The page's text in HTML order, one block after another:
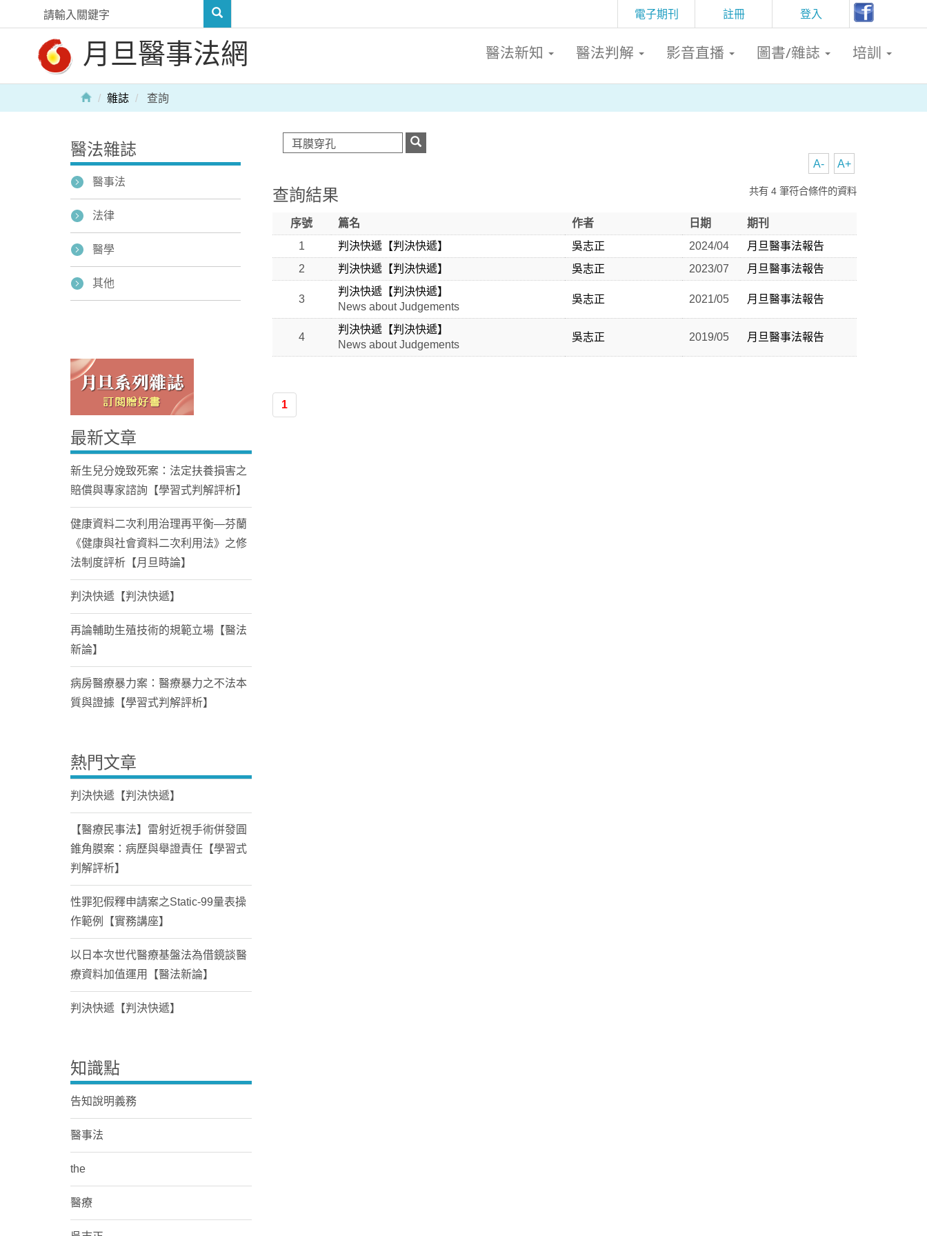
註冊 登入
電子期刊
月旦醫事法網 醫法新知 醫法判解 影音直播 圖書/雜誌 培訓
Home
雜誌 查詢
A+
A-
查詢結果 共有 4 筆符合條件的資料
序號 篇名 作者 日期
期刊
1
判決快遞【判決快遞】 吳志正 2024/04
月旦醫事法報告
2
判決快遞【判決快遞】 吳志正 2023/07 月旦醫事法報告
3
判決快遞【判決快遞】
News about Judgements
吳志正 2021/05 月旦醫事法報告
4
判決快遞【判決快遞】
News about Judgements
吳志正 2019/05 月旦醫事法報告
1
醫法雜誌
醫事法
法律
醫學
其他
最新文章
新生兒分娩致死案：法定扶養損害之
賠償與專家諮詢【學習式判解評析】
健康資料二次利用治理再平衡—芬蘭
《健康與社會資料二次利用法》之修
法制度評析【月旦時論】
判決快遞【判決快遞】
再論輔助生殖技術的規範立場【醫法
新論】
病房醫療暴力案：醫療暴力之不法本
質與證據【學習式判解評析】
熱門文章
判決快遞【判決快遞】
【醫療民事法】雷射近視手術併發圓
錐角膜案：病歷與舉證責任【學習式
判解評析】
性罪犯假釋申請案之Static-99量表操
作範例【實務講座】
以日本次世代醫療基盤法為借鏡談醫
療資料加值運用【醫法新論】
判決快遞【判決快遞】
知識點
告知說明義務
醫事法
the
醫療